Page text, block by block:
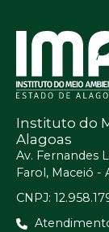
Instituto do
Alagoas
Av. Fernandes
Farol, Maceió -
CNPJ: